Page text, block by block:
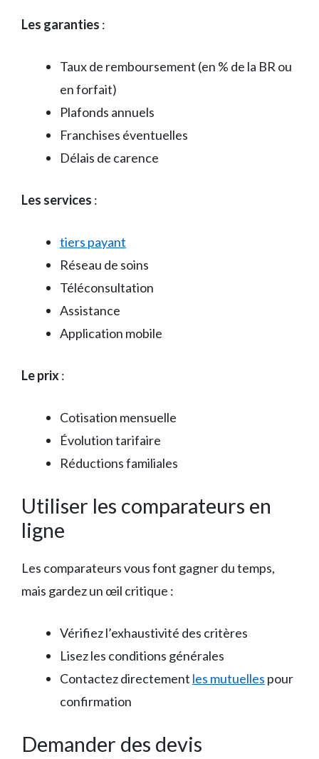
Les garanties :
Taux de remboursement (en % de la BR ou
en forfait)
Plafonds annuels
Franchises éventuelles
Délais de carence
Les services :
tiers payant
Réseau de soins
Téléconsultation
Assistance
Application mobile
Le prix:
Cotisation mensuelle
Évolution tarifaire
Réductions familiales
Utiliser les comparateurs en
ligne
Les comparateurs vous font gagner du temps,
mais gardez un œil critique :
Vérifiez l’exhaustivité des critères
Lisez les conditions générales
Contactez directement les mutuelles pour
confirmation
Demander des devis